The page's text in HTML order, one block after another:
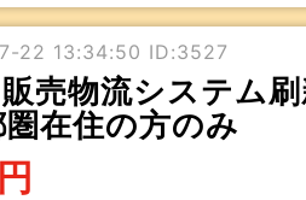
22 13:34:50 ID:3527
販売物流システ
在住の方のみ